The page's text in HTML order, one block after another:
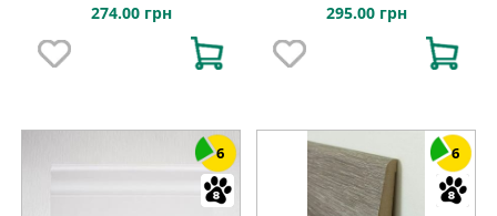
274.00 грн 295.00 грн
6 6